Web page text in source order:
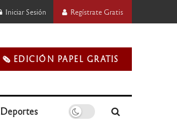
Iniciar Sesión Regístrate Gratis
🗞️ EDICIÓN PAPEL GRATIS
Deportes